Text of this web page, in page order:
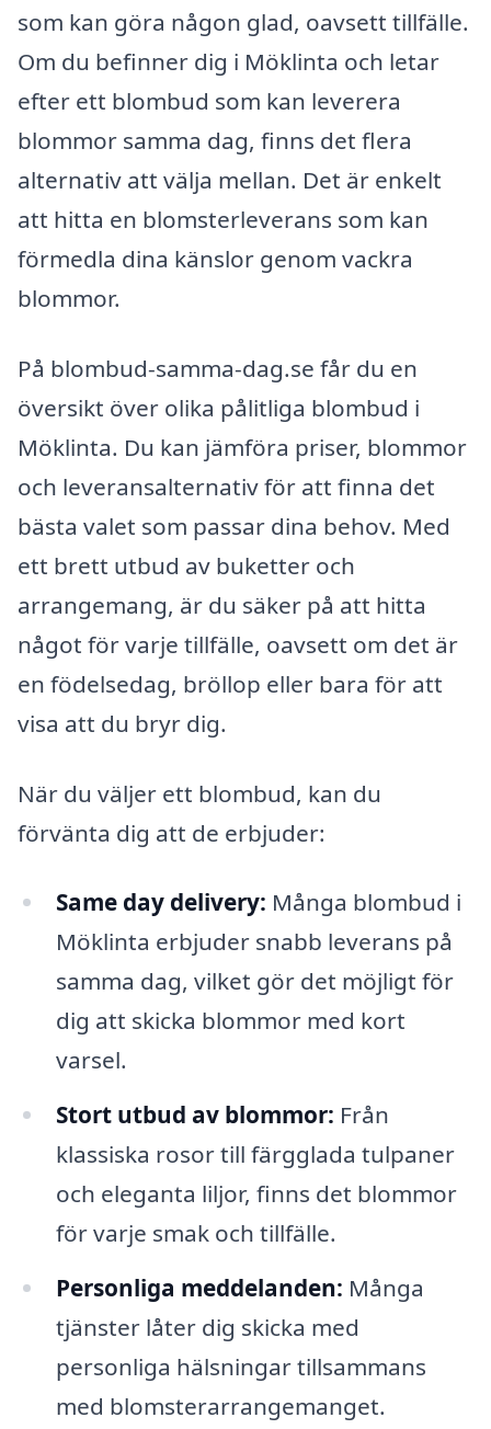
som kan göra någon glad, oavsett tillfälle.
Om du befinner dig i Möklinta och letar
efter ett blombud som kan leverera
blommor samma dag, finns det flera
alternativ att välja mellan. Det är enkelt
att hitta en blomsterleverans som kan
förmedla dina känslor genom vackra
blommor.
På blombud-samma-dag.se får du en
översikt över olika pålitliga blombud i
Möklinta. Du kan jämföra priser, blommor
och leveransalternativ för att finna det
bästa valet som passar dina behov. Med
ett brett utbud av buketter och
arrangemang, är du säker på att hitta
något för varje tillfälle, oavsett om det är
en födelsedag, bröllop eller bara för att
visa att du bryr dig.
När du väljer ett blombud, kan du
förvänta dig att de erbjuder:
Same day delivery: Många blombud i
Möklinta erbjuder snabb leverans på
samma dag, vilket gör det möjligt för
dig att skicka blommor med kort
varsel.
Stort utbud av blommor: Från
klassiska rosor till färgglada tulpaner
och eleganta liljor, finns det blommor
för varje smak och tillfälle.
Personliga meddelanden: Många
tjänster låter dig skicka med
personliga hälsningar tillsammans
med blomsterarrangemanget.